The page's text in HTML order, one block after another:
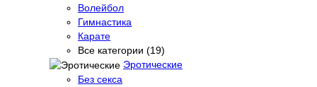
Волейбол
Гимнастика
Карате
Все категории (19)
Эротические
Без секса